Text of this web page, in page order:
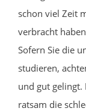
schon viel Zeit
verbracht
Sofern Sie die
studieren,
und gut gelingt.
ratsam die